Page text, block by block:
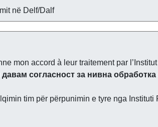
në Delf/Dalf
mon accord à leur traitement par
согласност за нивна
tim për përpunimin e tyre nga Instituti